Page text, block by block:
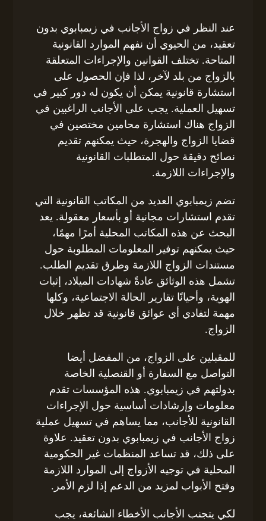
عند النظر في زواج الأجانب في زيمبابوي بدون
تعقيد، من الحيوي أن نفهم الموارد القانونية
المتاحة. تختلف القوانين والإجراءات المتعلقة
بالزواج من بلد لآخر، لذا فإن الحصول على
استشارة قانونية يمكن أن يكون له دور كبير في
تسهيل العملية. يجب على الأجانب الراغبين في
الزواج هناك استشارة محامين مختصين في
قضايا الزواج والهجرة، حيث يمكنهم تقديم
نصائح دقيقة حول المتطلبات القانونية
والإجراءات اللازمة.
تضم زيمبابوي العديد من المكاتب القانونية التي
تقدم استشارات مجانية أو بأسعار معقولة. يعد
البحث عن هذه المكاتب المحلية أمرًا مهمًا،
حيث يمكنهم توفير المعلومات المطلوبة حول
مستندات الزواج اللازمة وطرق تقديم الطلب.
تشمل هذه الوثائق عادةً شهادات الميلاد، إثبات
الهوية، وأحيانًا تقارير الحالة الاجتماعية، وكلها
مهمة لتفادي أي عوائق قانونية قد تظهر خلال
الزواج.
للمقبلين على الزواج، من المفضل أيضا
التواصل مع السفارة أو القنصلية الخاصة
بدولتهم في زيمبابوي. هذه المؤسسات تقدم
معلومات وإرشادات أساسية حول الإجراءات
القانونية للأجانب، مما يساهم في تسهيل عملية
زواج الأجانب في زيمبابوي بدون تعقيد. علاوة
على ذلك، قد تساعد المنظمات غير الحكومية
المحلية في توجيه الأزواج إلى الموارد اللازمة
وفتح الأبواب لمزيد من الدعم إذا لزم الأمر.
لكي يتجنب الأجانب الأخطاء الشائعة، يجب